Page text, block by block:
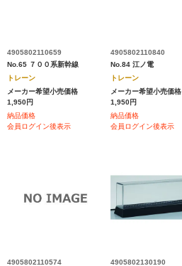
4905802110659
No.65 ７００系新幹線
トレーン
メーカー希望小売価格
1,950円
納品価格
会員ログイン後表示
4905802110840
No.84 江ノ電
トレーン
メーカー希望小売価格
1,950円
納品価格
会員ログイン後表示
4905802110574
4905802130190